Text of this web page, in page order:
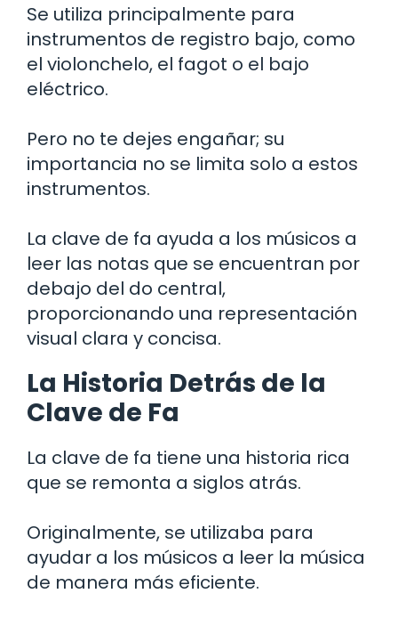
Se utiliza principalmente para
instrumentos de registro bajo, como
el violonchelo, el fagot o el bajo
eléctrico.
Pero no te dejes engañar; su
importancia no se limita solo a estos
instrumentos.
La clave de fa ayuda a los músicos a
leer las notas que se encuentran por
debajo del do central,
proporcionando una representación
visual clara y concisa.
La Historia Detrás de la
Clave de Fa
La clave de fa tiene una historia rica
que se remonta a siglos atrás.
Originalmente, se utilizaba para
ayudar a los músicos a leer la música
de manera más eficiente.